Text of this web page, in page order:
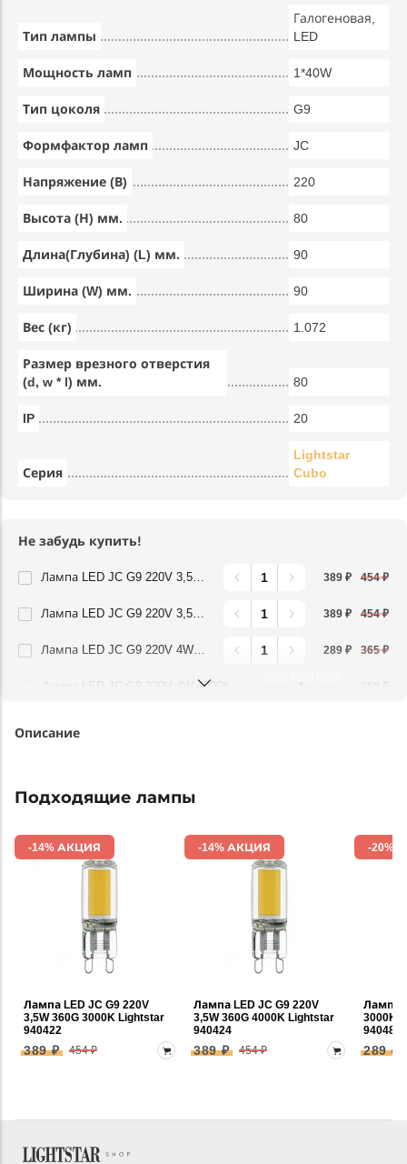
Тип лампы
Галогеновая,
LED
Мощность ламп 1*40W
Тип цоколя G9
Формфактор ламп JC
Напряжение (В) 220
Высота (Н) мм. 80
Длина(Глубина) (L) мм. 90
Ширина (W) мм. 90
Вес (кг) 1.072
Размер врезного отверстия
(d, w * l) мм.
80
IP 20
Серия
Lightstar
Cubo
Не забудь купить!
Лампа LED JC G9 220V 3,5W 360G 3000K Lightstar 940422 389 ₽ 454 ₽
Лампа LED JC G9 220V 3,5W 360G 4000K Lightstar 940424 389 ₽ 454 ₽
Лампа LED JC G9 220V 4W 3000K 360G FR Lightstar 940482 289 ₽ 365 ₽
Лампа LED JC G9 220V 4W 4000K 360G FR Lightstar 940484
Описание
Подходящие лампы
-14% АКЦИЯ
Лампа LED JC G9 220V
3,5W 360G 3000K Lightstar
940422
389 ₽ 454 ₽
-14% АКЦИЯ
Лампа LED JC G9 220V
3,5W 360G 4000K Lightstar
940424
389 ₽ 454 ₽
-20%
Лампа
3000K
940482
289 ₽